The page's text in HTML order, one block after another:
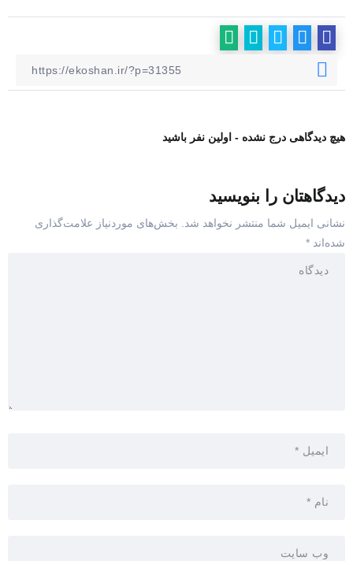
هیچ دیدگاهی درج نشده - اولین نفر باشید
دیدگاهتان را بنویسید
نشانی ایمیل شما منتشر نخواهد شد.
بخش‌های موردنیاز علامت‌گذاری
شده‌اند *